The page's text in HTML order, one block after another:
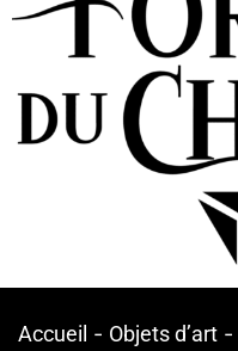
Accueil - Objets d’art-